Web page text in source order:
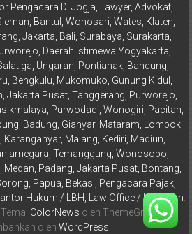
Pengacara Di Jogja, Lawyer, Advokat,
Bantul, Wonosari, Wates, Klaten,
Jakarta, Bali, Surabaya, Surakarta,
Daerah Istimewa Yogyakarta,
Ungaran, Pontianak, Bandung,
Bengkulu, Mukomuko, Gunung Kidul,
Jakarta Pusat, Tanggerang, Purworejo,
Purwodadi, Wonogiri, Pacitan,
Badung, Gianyar, Mataram, Lombok,
Malang, Kediri, Madiun,
Temanggung, Wonosobo,
Padang, Jakarta Pusat, Bontang,
Papua, Bekasi, Pengacara Pajak,
Hukum / LBH, Law Office / Law Firm
ColorNews oleh ThemeGrill.
oleh WordPress